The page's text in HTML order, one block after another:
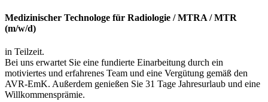
Medizinischer Technologe für Radiologie / MTRA / MTR
(m/w/d)
in Teilzeit.
Bei uns erwartet Sie eine fundierte Einarbeitung durch ein
motiviertes und erfahrenes Team und eine Vergütung gemäß den
AVR-EmK. Außerdem genießen Sie 31 Tage Jahresurlaub und eine
Willkommensprämie.